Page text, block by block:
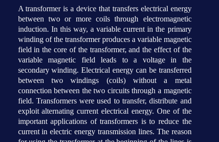
A transformer is a device that transfers electrical energy
between two or more coils through electromagnetic
induction. In this way, a variable current in the primary
winding of the transformer produces a variable magnetic
field in the core of the transformer, and the effect of the
variable magnetic field leads to a voltage in the
secondary winding. Electrical energy can be transferred
between two windings (coils) without a metal
connection between the two circuits through a magnetic
field. Transformers were used to transfer, distribute and
exploit alternating current electrical energy. One of the
important applications of transformers is to reduce the
current in electric energy transmission lines. The reason